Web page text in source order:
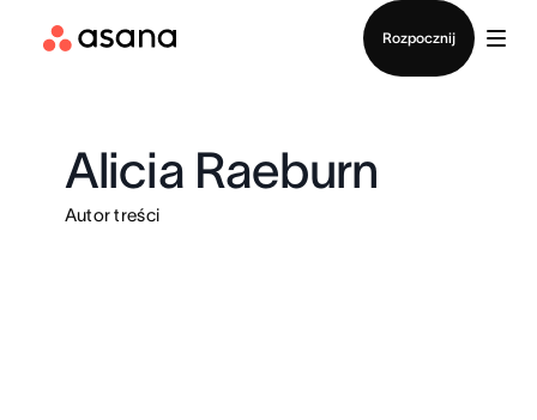
Rozpocznij
Alicia Raeburn
Autor treści